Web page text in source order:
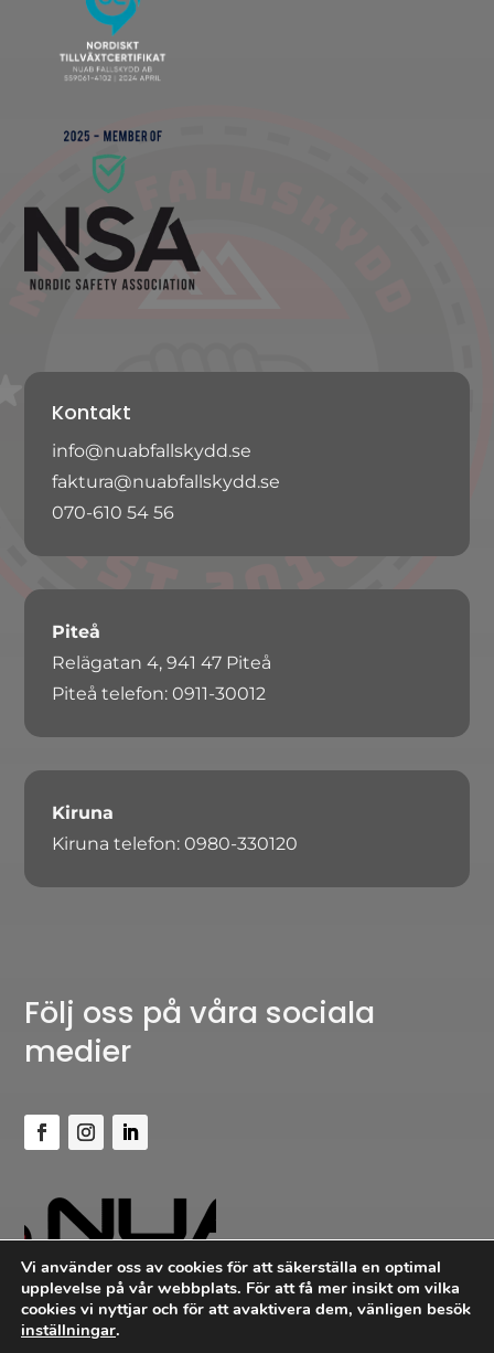
Kontakt
info@nuabfallskydd.se
faktura@nuabfallskydd.se
070-610 54 56
Piteå
Relägatan 4, 941 47 Piteå
Piteå telefon: 0911-30012
Kiruna
Kiruna telefon: 0980-330120
Följ oss på våra sociala
medier
Vi använder oss av cookies för att säkerställa en optimal
upplevelse på vår webbplats. För att få mer insikt om vilka
cookies vi nyttjar och för att avaktivera dem, vänligen besök
inställningar.